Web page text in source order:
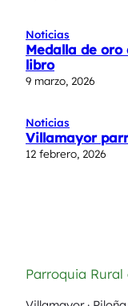
Noticias
Medalla de oro
libro
9 marzo, 2026
Noticias
Villamayor
12 febrero, 2026
Parroquia